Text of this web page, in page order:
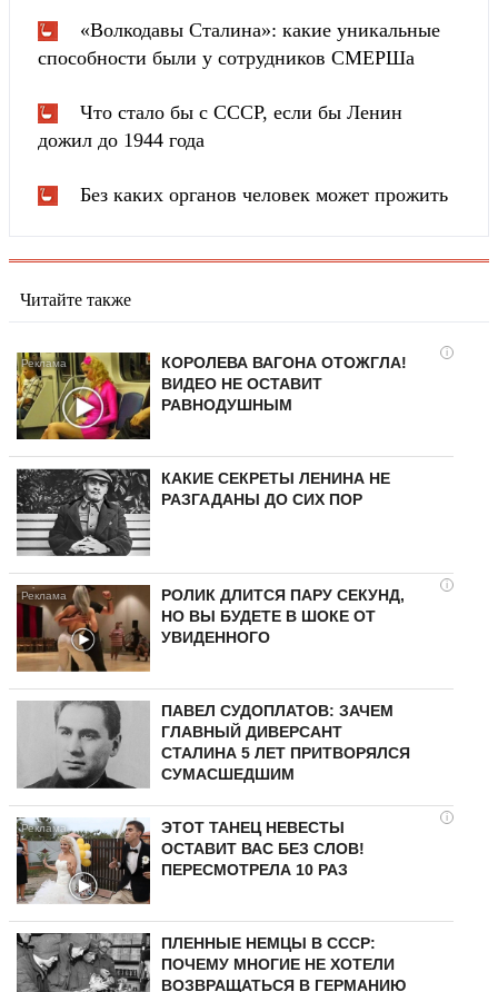
«Волкодавы Сталина»: какие уникальные
способности были у сотрудников СМЕРШа
Что стало бы с СССР, если бы Ленин
дожил до 1944 года
Без каких органов человек может прожить
Читайте также
i
КОРОЛЕВА ВАГОНА ОТОЖГЛА!
ВИДЕО НЕ ОСТАВИТ
РАВНОДУШНЫМ
КАКИЕ СЕКРЕТЫ ЛЕНИНА НЕ
РАЗГАДАНЫ ДО СИХ ПОР
i
РОЛИК ДЛИТСЯ ПАРУ СЕКУНД,
НО ВЫ БУДЕТЕ В ШОКЕ ОТ
УВИДЕННОГО
ПАВЕЛ СУДОПЛАТОВ: ЗАЧЕМ
ГЛАВНЫЙ ДИВЕРСАНТ
СТАЛИНА 5 ЛЕТ ПРИТВОРЯЛСЯ
СУМАСШЕДШИМ
i
ЭТОТ ТАНЕЦ НЕВЕСТЫ
ОСТАВИТ ВАС БЕЗ СЛОВ!
ПЕРЕСМОТРЕЛА 10 РАЗ
ПЛЕННЫЕ НЕМЦЫ В СССР:
ПОЧЕМУ МНОГИЕ НЕ ХОТЕЛИ
ВОЗВРАЩАТЬСЯ В ГЕРМАНИЮ